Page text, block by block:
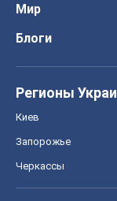
Мир
Блоги
Регионы
Киев
Запорожье
Черкассы